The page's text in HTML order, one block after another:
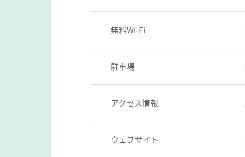
無料Wi-Fi
駐車場
アクセス情報
ウェブサイト